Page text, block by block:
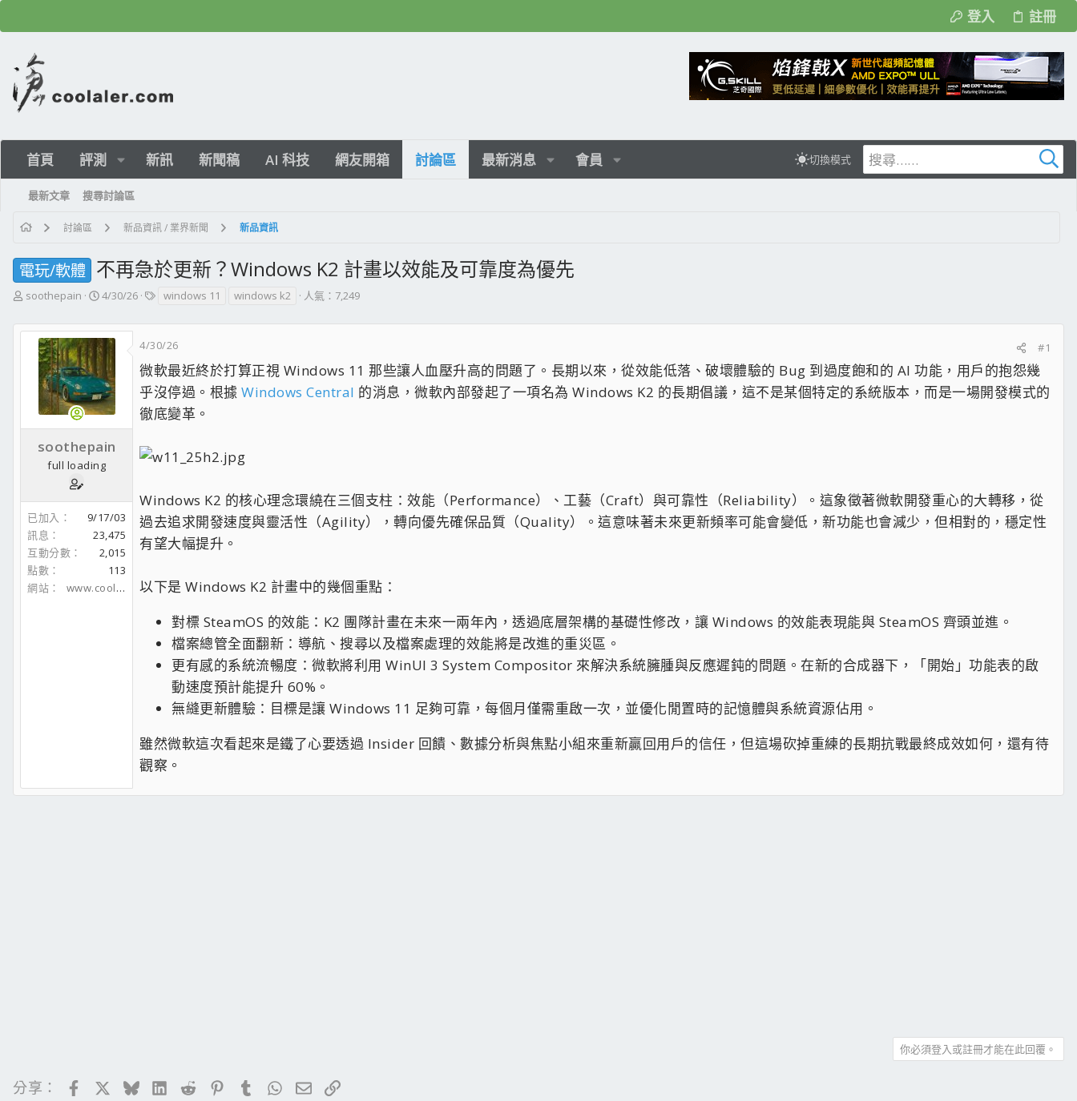
登入 註冊
首頁 評測 新訊 新聞稿 AI 科技 網友開箱 討論區 最新消息 會員 切換模式
最新文章 搜尋討論區
討論區 新品資訊 / 業界新聞 新品資訊
電玩/軟體 不再急於更新？Windows K2 計畫以效能及可靠度為優先
主
發
soothepain
開
日
期
4/30/26
標
windows 11 windows k2 人氣：7,249
soothepain
full loading
已加入
9/17/03
訊息
23,475
互動分數
2,015
點數
113
網站
www.coolaler.com
4/30/26 #1
微軟最近終於打算正視 Windows 11 那些讓人血壓升高的問題了。長期以來，從效能低落、破壞體驗的 Bug 到過度飽和的 AI 功能，用戶的抱怨幾
乎沒停過。根據 Windows Central 的消息，微軟內部發起了一項名為 Windows K2 的長期倡議，這不是某個特定的系統版本，而是一場開發模式的
徹底變革。
Windows K2 的核心理念環繞在三個支柱：效能（Performance）、工藝（Craft）與可靠性（Reliability）。這象徵著微軟開發重心的大轉移，從
過去追求開發速度與靈活性（Agility），轉向優先確保品質（Quality）。這意味著未來更新頻率可能會變低，新功能也會減少，但相對的，穩定性
有望大幅提升。
以下是 Windows K2 計畫中的幾個重點：
對標 SteamOS 的效能：K2 團隊計畫在未來一兩年內，透過底層架構的基礎性修改，讓 Windows 的效能表現能與 SteamOS 齊頭並進。
檔案總管全面翻新：導航、搜尋以及檔案處理的效能將是改進的重災區。
更有感的系統流暢度：微軟將利用 WinUI 3 System Compositor 來解決系統臃腫與反應遲鈍的問題。在新的合成器下，「開始」功能表的啟
動速度預計能提升 60%。
無縫更新體驗：目標是讓 Windows 11 足夠可靠，每個月僅需重啟一次，並優化閒置時的記憶體與系統資源佔用。
雖然微軟這次看起來是鐵了心要透過 Insider 回饋、數據分析與焦點小組來重新贏回用戶的信任，但這場砍掉重練的長期抗戰最終成效如何，還有待
觀察。
你必須登入或註冊才能在此回覆。
分享： FacebookBlueskyLinkedIn
RedditPinterestTumblrWhatsApp
電子郵件
連結